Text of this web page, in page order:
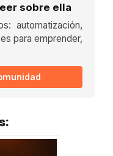
sobre ella
automatización,
para emprender,